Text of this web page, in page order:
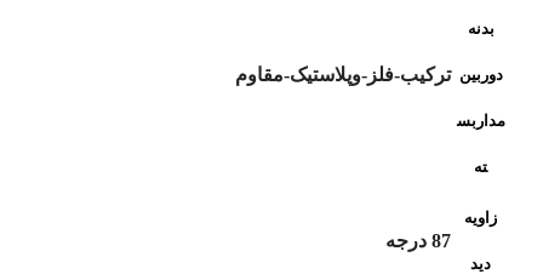
بدنه
دوربین
مداربس
ته
ترکیب-فلز-وپلاستیک-مقاوم
زاویه
دید
87 درجه